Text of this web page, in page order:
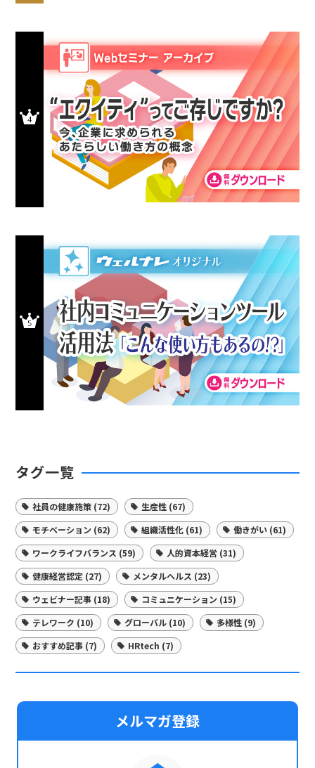
タグ一覧
社員の健康施策 (72)
生産性 (67)
モチベーション (62)
組織活性化 (61)
働きがい (61)
ワークライフバランス (59)
人的資本経営 (31)
健康経営認定 (27)
メンタルヘルス (23)
ウェビナー記事 (18)
コミュニケーション (15)
テレワーク (10)
グローバル (10)
多様性 (9)
おすすめ記事 (7)
HRtech (7)
メルマガ登録